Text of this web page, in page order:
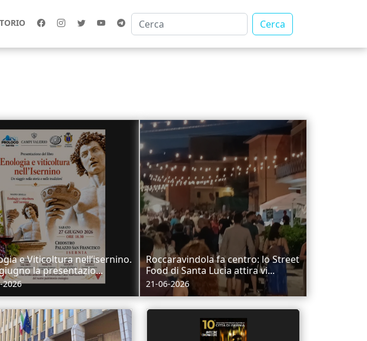
Cerca
e Viticoltura nell’isernino.
la presentazio...
2026
Roccaravindola fa centro: lo Street
Food di Santa Lucia attira vi...
21-06-2026